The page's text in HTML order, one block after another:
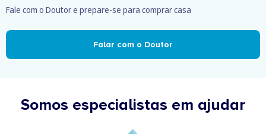
Fale com o Doutor e prepare-se para comprar casa
Falar com o Doutor
Somos especialistas em ajudar